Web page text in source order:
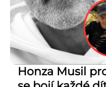
Honza Musil